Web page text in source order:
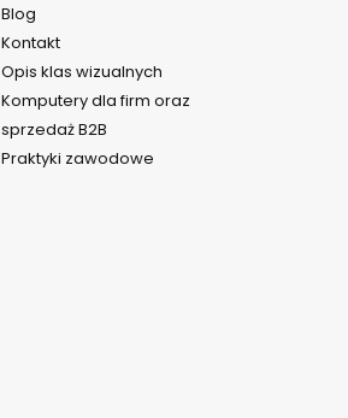
Blog
Kontakt
Opis klas wizualnych
Komputery dla firm oraz
sprzedaż B2B
Praktyki zawodowe